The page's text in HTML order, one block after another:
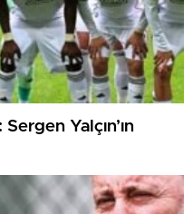
Yalçın’ın